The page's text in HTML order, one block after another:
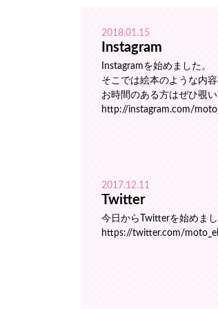
2018.01.15
Instagram
Instagramを始めました。
そこでは絵本のような内
お時間のある方はぜひ覗い
http://instagram.com/
2017.12.11
Twitter
今日からTwitterを始めまし
https://twitter.com/